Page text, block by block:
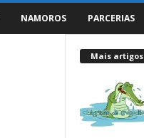
NAMOROS PARCERIAS
Mais artigos